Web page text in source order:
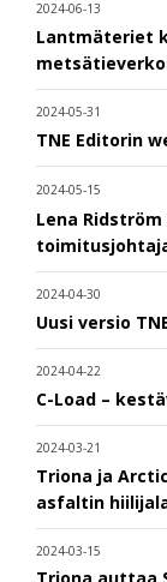
2024-06-13
Lantmäteriet
2024-05-31
TNE Editorin
2024-05-15
Lena
2024-04-30
Uusi versio
2024-04-22
C-Load –
2024-03-21
Triona ja
asfaltin
2024-03-15